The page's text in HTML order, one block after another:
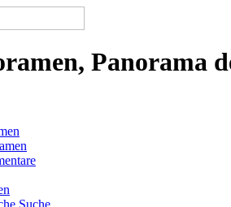
Panorama
Suche